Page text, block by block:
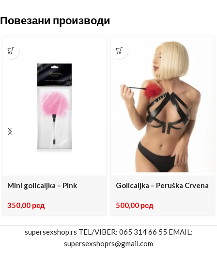
Повезани производи
Mini golicaljka – Pink
350,00 рсд
Golicaljka – Peruška Crvena
500,00 рсд
supersexshop.rs TEL/VIBER: 065 314 66 55 EMAIL:
supersexshoprs@gmail.com